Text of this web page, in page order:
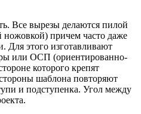
Все вырезы делаются пилой
ножовкой) причем часто даже
Для этого изготавливают
или ОСП (ориентированно-
которого крепят
шаблона повторяют
и подступенка. Угол между